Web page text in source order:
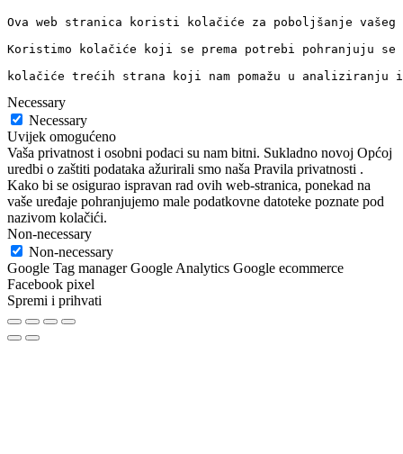
Ova web stranica koristi kolačiće za poboljšanje
Koristimo kolačiće koji se prema potrebi pohranjuju
kolačiće trećih strana koji nam pomažu u
Necessary
Necessary
Uvijek omogućeno
Vaša privatnost i osobni podaci su nam bitni. Sukladno novoj Općoj
uredbi o zaštiti podataka ažurirali smo naša Pravila privatnosti .
Kako bi se osigurao ispravan rad ovih web-stranica, ponekad na
vaše uređaje pohranjujemo male podatkovne datoteke poznate pod
nazivom kolačići.
Non-necessary
Non-necessary
Google Tag manager Google Analytics Google ecommerce
Facebook pixel
Spremi i prihvati